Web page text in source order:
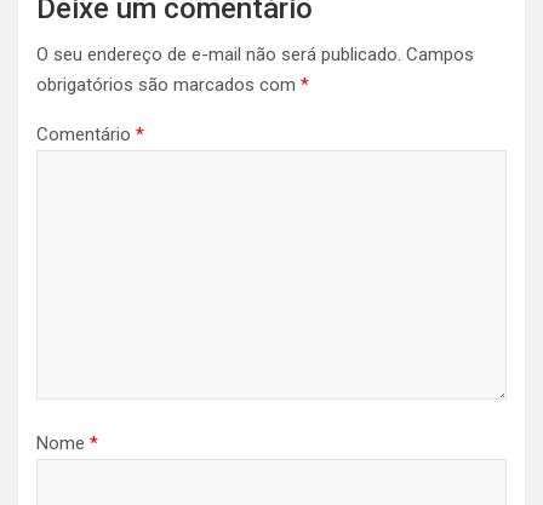
Deixe um comentário
O seu endereço de e-mail não será publicado. Campos
obrigatórios são marcados com *
Comentário *
Nome *